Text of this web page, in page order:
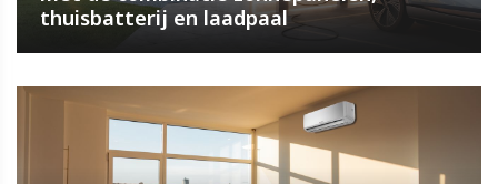
thuisbatterij en laadpaal